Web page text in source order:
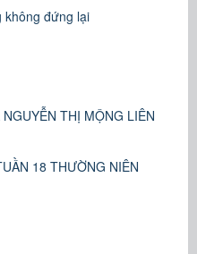
không đứng lại
THỊ MỘNG LIÊN
18 THƯỜNG NIÊN